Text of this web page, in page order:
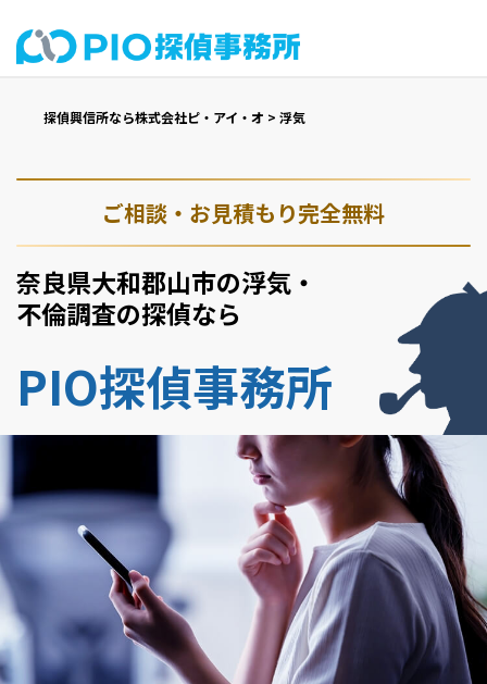
探偵興信所なら株式会社ピ・アイ・オ > 浮気
ご相談・お見積もり完全無料
奈良県大和郡山市の浮気・
不倫調査の探偵なら
PIO探偵事務所